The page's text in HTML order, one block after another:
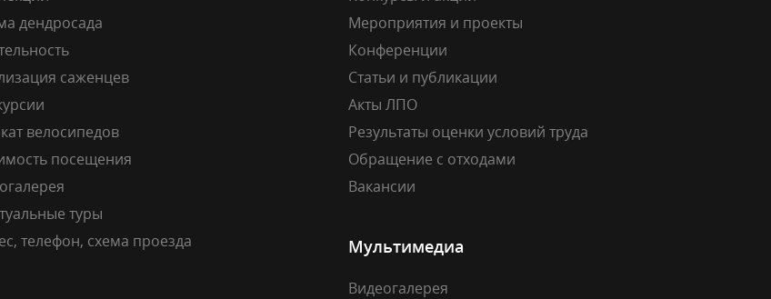
дендросада
саженцев
велосипедов
посещения
туры
телефон, схема проезда
Мероприятия и проекты
Конференции
Статьи и публикации
Акты ЛПО
Результаты оценки условий труда
Обращение с отходами
Вакансии
Мультимедиа
Видеогалерея